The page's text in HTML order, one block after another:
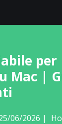
per
Mac |
06/2026 |